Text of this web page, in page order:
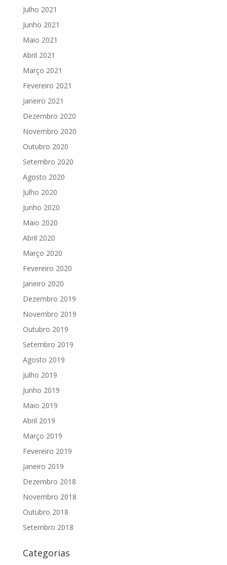
Julho 2021
Junho 2021
Maio 2021
Abril 2021
Março 2021
Fevereiro 2021
Janeiro 2021
Dezembro 2020
Novembro 2020
Outubro 2020
Setembro 2020
Agosto 2020
Julho 2020
Junho 2020
Maio 2020
Abril 2020
Março 2020
Fevereiro 2020
Janeiro 2020
Dezembro 2019
Novembro 2019
Outubro 2019
Setembro 2019
Agosto 2019
Julho 2019
Junho 2019
Maio 2019
Abril 2019
Março 2019
Fevereiro 2019
Janeiro 2019
Dezembro 2018
Novembro 2018
Outubro 2018
Setembro 2018
Categorias